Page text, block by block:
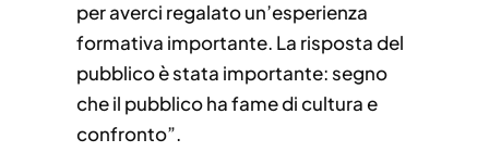
per averci regalato un’esperienza
formativa importante. La risposta del
pubblico è stata importante: segno
che il pubblico ha fame di cultura e
confronto”.